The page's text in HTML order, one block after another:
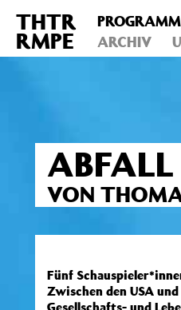
Deprecated : Die Funktion
includes/functions.phpon line
THTR
RMPE
PROGRAMM
ARCHIV
VON
Fünf
Zwischen den USA
Gesellschafts- und